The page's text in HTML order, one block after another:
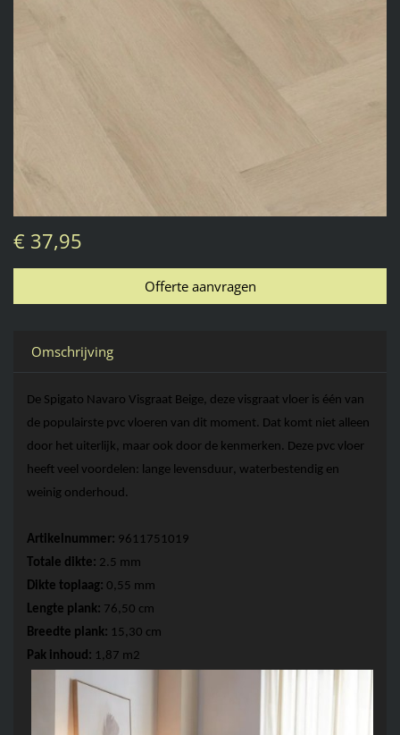
€ 37,95
Omschrijving
De Spigato Navaro Visgraat Beige, deze visgraat vloer is één van
de populairste pvc vloeren van dit moment. Dat komt niet alleen
door het uiterlijk, maar ook door de kenmerken. Deze pvc vloer
heeft veel voordelen: lange levensduur, waterbestendig en
weinig onderhoud.
Artikelnummer: 9611751019
Totale dikte: 2.5 mm
Dikte toplaag: 0,55 mm
Lengte plank: 76,50 cm
Breedte plank: 15,30 cm
Pak inhoud: 1,87 m2